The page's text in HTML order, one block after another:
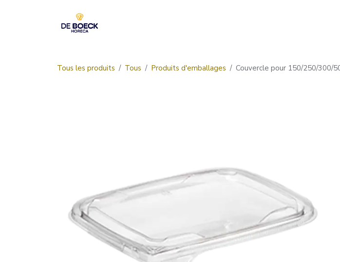
Tous les produits Tous Produits d'emballages Couvercle pour 150/250/300/